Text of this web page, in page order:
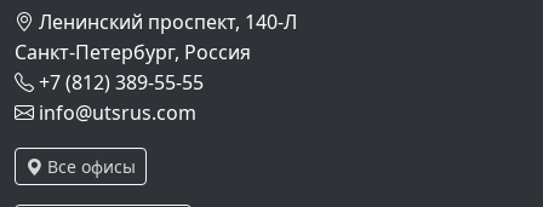
Ленинский проспект, 140-Л
Санкт-Петербург, Россия
+7 (812) 389-55-55
info@utsrus.com
Все офисы